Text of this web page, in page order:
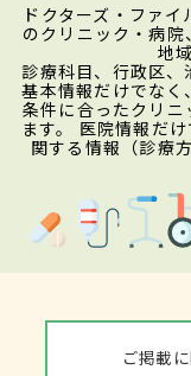
ドクターズ・ファ
のクリニック・病
地
診療科目、行政区
基本情報だけでなく
条件に合ったクリ
ます。 医院情報だ
関する情報（診療
ご掲載